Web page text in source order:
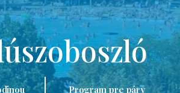
Program pre páry